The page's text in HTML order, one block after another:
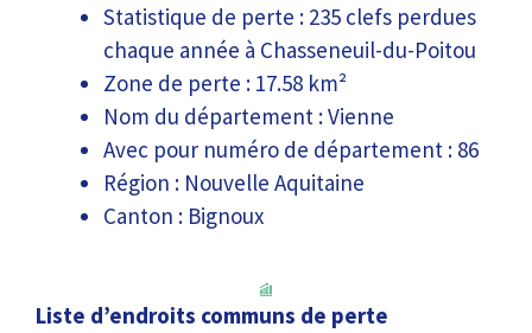
Statistique de perte : 235 clefs perdues
chaque année à Chasseneuil-du-Poitou
Zone de perte : 17.58 km²
Nom du département : Vienne
Avec pour numéro de département : 86
Région : Nouvelle Aquitaine
Canton : Bignoux
Liste d’endroits communs de perte